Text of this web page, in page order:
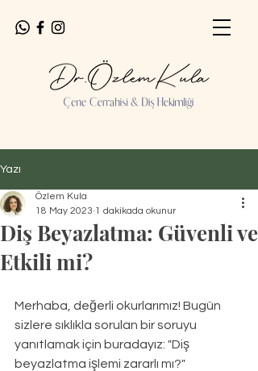
Yazı
Diş Beyazlatma: Güvenli ve
Etkili mi?
Özlem Kula
18 May 2023 1 dakikada okunur
Merhaba, değerli okurlarımız! Bugün
sizlere sıklıkla sorulan bir soruyu
yanıtlamak için buradayız: "Diş
beyazlatma işlemi zararlı mı?"